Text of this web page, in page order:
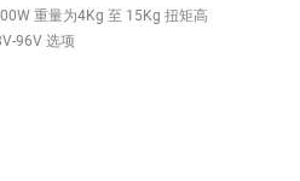
重量为4Kg 至 15Kg 扭矩高
96V 选项